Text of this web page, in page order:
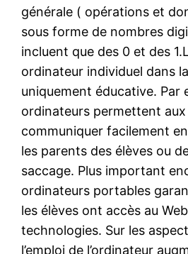
générale ( opérations et
sous forme de nombres
incluent que des 0 et des
ordinateur individuel dans
uniquement éducative. Par
ordinateurs permettent
communiquer facilement
les parents des élèves ou
saccage. Plus important
ordinateurs portables
les élèves ont accès au
technologies. Sur les
l’emploi de l’ordinateur